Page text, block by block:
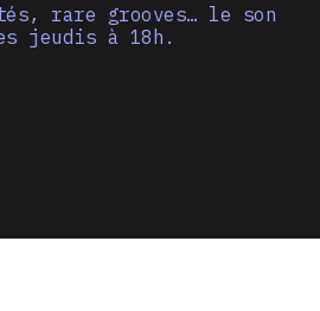
rare grooves… le son
jeudis à 18h.